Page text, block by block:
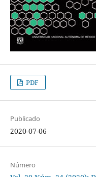
PDF
Publicado
2020-07-06
Número